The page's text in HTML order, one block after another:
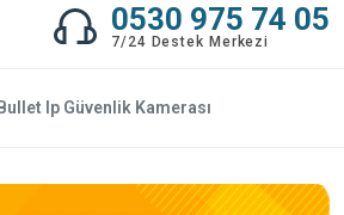
0530 975 74 05
7/24 Destek Merkezi
Ip Güvenlik Kamerası